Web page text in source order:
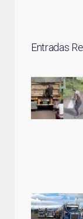
Entradas